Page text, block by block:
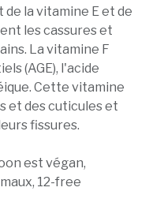
la vitamine E et de
les cassures et
La vitamine F
(AGE), l'acide
Cette vitamine
et des cuticules et
fissures.
est végan,
12-free